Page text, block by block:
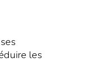
les